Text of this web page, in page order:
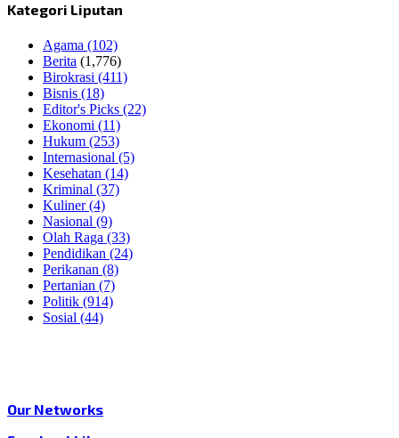
Kategori Liputan
Agama (102)
Berita (1,776)
Birokrasi (411)
Bisnis (18)
Editor's Picks (22)
Ekonomi (11)
Hukum (253)
Internasional (5)
Kesehatan (14)
Kriminal (37)
Kuliner(4)
Nasional (9)
Olah Raga (33)
Pendidikan (24)
Perikanan (8)
Pertanian (7)
Politik (914)
Sosial (44)
Our Networks